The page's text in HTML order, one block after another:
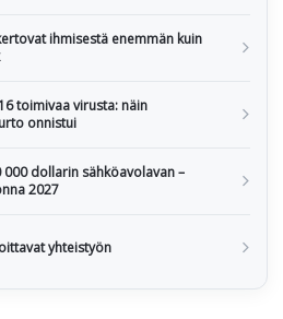
ihmisestä enemmän kuin
toimivaa virusta: näin
onnistui
dollarin sähköavolavan –
2027
yhteistyön